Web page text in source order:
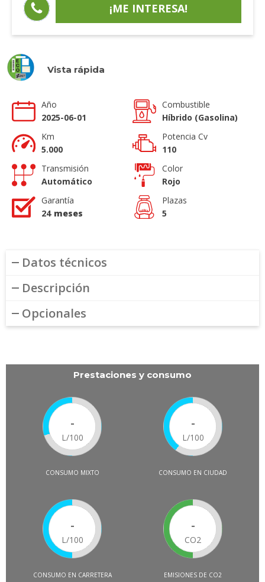
¡ME INTERESA!
Vista rápida
Año
2025-06-01
Km
5.000
Combustible
Híbrido (Gasolina)
Potencia Cv
110
Transmisión
Automático
Garantía
24 meses
Color
Rojo
Plazas
5
Datos técnicos
Descripción
Opcionales
Prestaciones y consumo
-
L/100
CONSUMO MIXTO
-
L/100
CONSUMO EN CIUDAD
-
L/100
CONSUMO EN CARRETERA
-
CO2
EMISIONES DE CO2